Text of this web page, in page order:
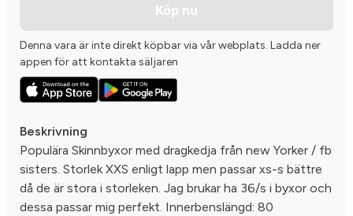
Köp nu
Denna vara är inte direkt köpbar via vår webplats. Ladda ner
appen för att kontakta säljaren
Beskrivning
Populära Skinnbyxor med dragkedja från new Yorker / fb
sisters. Storlek XXS enligt lapp men passar xs-s bättre
då de är stora i storleken. Jag brukar ha 36/s i byxor och
dessa passar mig perfekt. Innerbenslängd: 80